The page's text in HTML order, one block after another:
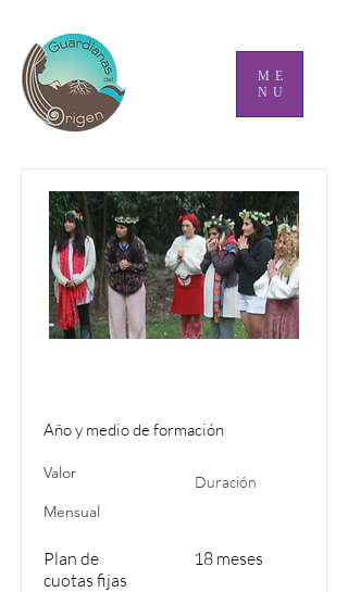
ME
NU
Año y medio de formación
Valor
Mensual
Plan de
cuotas fijas
Duración
18 meses